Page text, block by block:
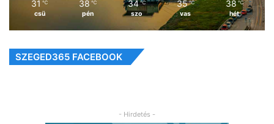
31 ℃
csü
38 ℃
pén
34 ℃
szo
35 ℃
vas
38 ℃
hét
SZEGED365 FACEBOOK
- Hirdetés -